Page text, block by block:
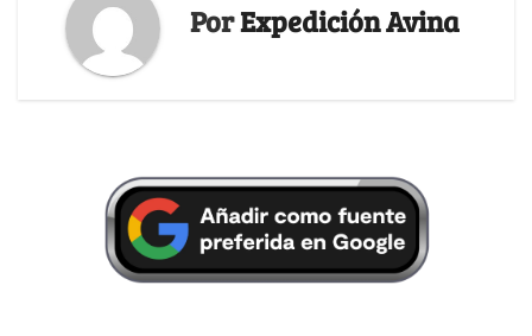
PorExpedición Avina